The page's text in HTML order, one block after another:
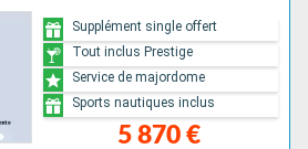
5 870 €
Supplément single offert
Tout inclus Prestige
Service de majordome
Sports nautiques inclus